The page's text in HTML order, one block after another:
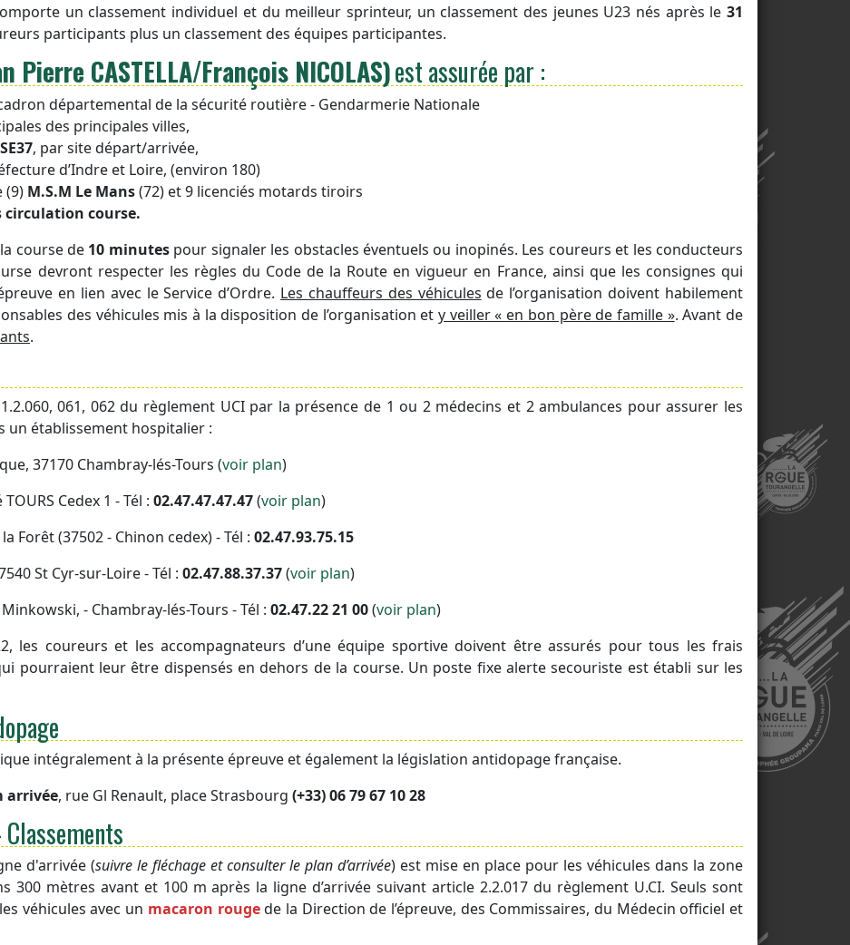
un classement individuel et du meilleur sprinteur, un classement des jeunes U23 nés après le 31
participants plus un classement des équipes participantes.
Pierre CASTELLA/François NICOLAS)est assurée par :
départemental de la sécurité routière - Gendarmerie Nationale
des principales villes,
, par site départ/arrivée,
d’Indre et Loire, (environ 180)
(9) M.S.M Le Mans(72) et 9 licenciés motards tiroirs
circulation course.
course de 10 minutespour signaler les obstacles éventuels ou inopinés. Les coureurs et les conducteurs
devront respecter les règles du Code de la Route en vigueur en France, ainsi que les consignes qui
en lien avec le Service d’Ordre. Les chauffeurs des véhicules de l’organisation doivent habilement
des véhicules mis à la disposition de l’organisation ety veiller « en bon père de famille ». Avant de
.
061, 062 du règlement UCI par la présence de 1 ou 2 médecins et 2 ambulances pour assurer les
un établissement hospitalier :
37170 Chambray-lés-Tours (voir plan)
Cedex 1 - Tél : 02.47.47.47.47(voir plan)
Forêt (37502 - Chinon cedex) - Tél : 02.47.93.75.15
St Cyr-sur-Loire - Tél : 02.47.88.37.37(voir plan)
Minkowski, - Chambray-lés-Tours - Tél : 02.47.22 21 00(voir plan)
les coureurs et les accompagnateurs d’une équipe sportive doivent être assurés pour tous les frais
pourraient leur être dispensés en dehors de la course. Un poste fixe alerte secouriste est établi sur les
intégralement à la présente épreuve et également la législation antidopage française.
arrivée, rue Gl Renault, place Strasbourg (+33) 06 79 67 10 28
d'arrivée (suivre le fléchage et consulter le plan d’arrivée) est mise en place pour les véhicules dans la zone
300 mètres avant et 100 m après la ligne d’arrivée suivant article 2.2.017 du règlement U.CI. Seuls sont
véhicules avec un macaron rougede la Direction de l’épreuve, des Commissaires, du Médecin officiel et